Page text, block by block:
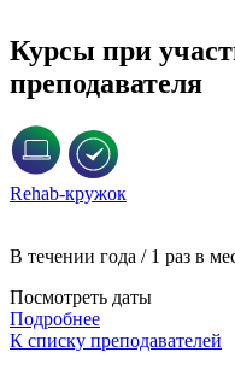
Курсы при
преподавателя
Rehab-кружок
В течении года / 1 раз в
Посмотреть даты
Подробнее
К списку преподавателей